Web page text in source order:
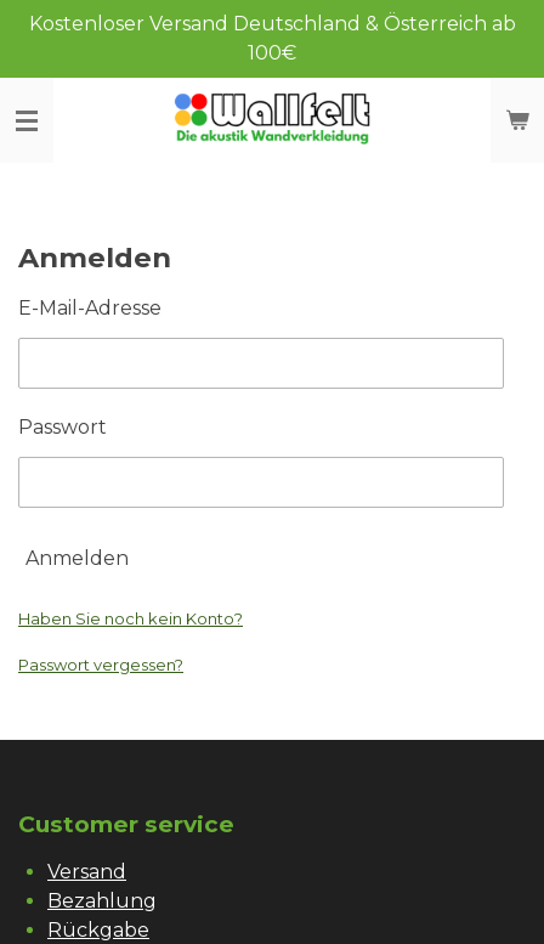
Zum
springen
Kostenloser Versand Deutschland & Österreich ab
100€
Anmelden
E-Mail-Adresse
Passwort
Anmelden
Haben Sie noch kein Konto?
Passwort vergessen?
Customer service
Versand
Bezahlung
Rückgabe